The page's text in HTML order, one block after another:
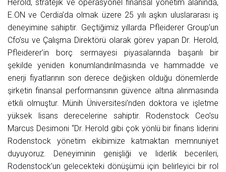
Herold, stratejik ve operasyonel finansal yönetim alanında,
E.ON ve Cerdia’da olmak üzere 25 yılı aşkın uluslararası iş
deneyimine sahiptir. Geçtiğimiz yıllarda Pfleiderer Group’un
Cfo’su ve Çalışma Direktörü olarak görev yapan Dr. Herold,
Pfleiderer’in borç sermayesi piyasalarında başarılı bir
şekilde yeniden konumlandırılmasında ve hammadde ve
enerji fiyatlarının son derece değişken olduğu dönemlerde
şirketin finansal performansının güvence altına alınmasında
etkili olmuştur. Münih Üniversitesi’nden doktora ve işletme
yüksek lisans derecelerine sahiptir. Rodenstock Ceo’su
Marcus Desimoni “Dr. Herold gibi çok yönlü bir finans liderini
Rodenstock yönetim ekibimize katmaktan memnuniyet
duyuyoruz. Deneyiminin genişliği ve liderlik becerileri,
Rodenstock’un gelecekteki dönüşümü için belirleyici bir rol